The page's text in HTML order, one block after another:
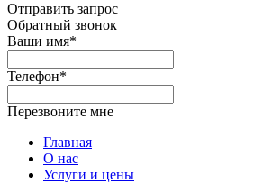
Отправить запрос
Обратный звонок
Ваши имя*
Телефон*
Перезвоните мне
Главная
О нас
Услуги и цены